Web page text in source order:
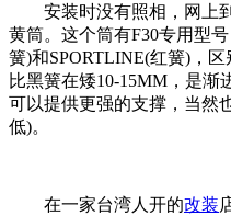
安装时没有照相，网上到
黄筒。这个筒有F30专用型
簧)和SPORTLINE(红簧)，
比黑簧在矮10-15MM，是渐
可以提供更强的支撑，当然
低)。
在一家台湾人开的改装